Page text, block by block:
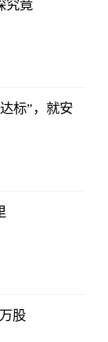
究竟
标”，就安
股